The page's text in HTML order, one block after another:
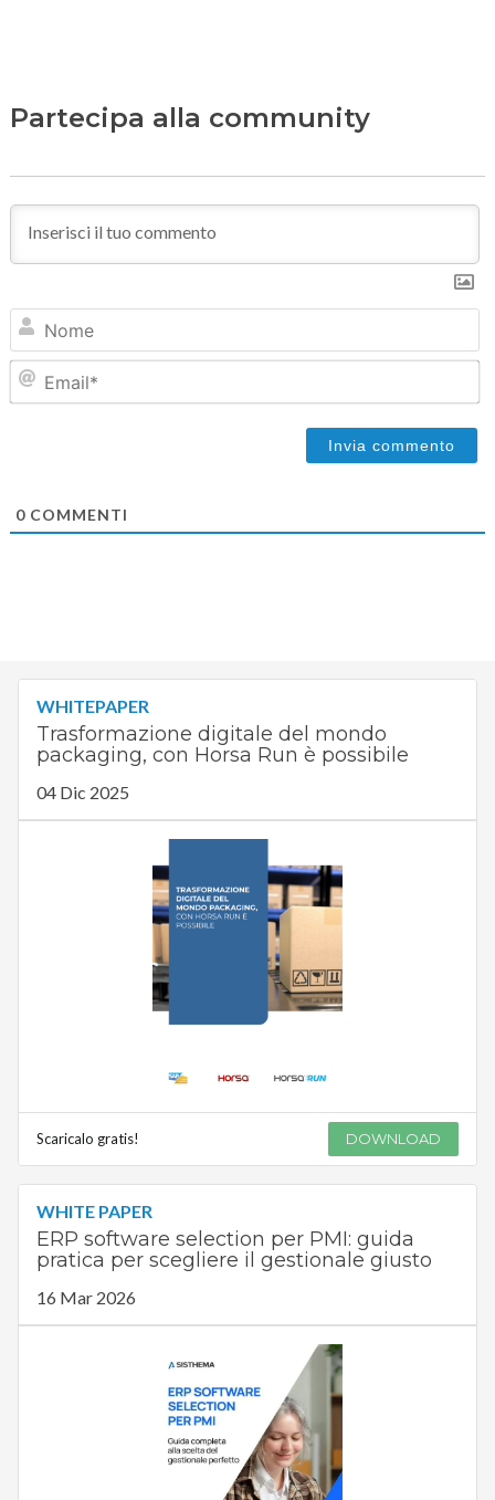
Partecipa alla community
0COMMENTI
WHITEPAPER
Trasformazione digitale del mondo
packaging, con Horsa Run è possibile
04 Dic 2025
Scaricalo gratis! DOWNLOAD
WHITE PAPER
ERP software selection per PMI: guida
pratica per scegliere il gestionale giusto
16 Mar 2026